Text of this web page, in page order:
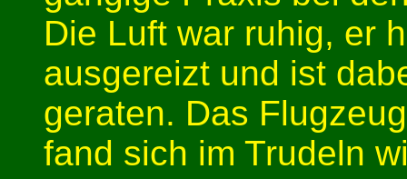
Die Luft war ruhig, er
ausgereizt und ist
geraten. Das
fand sich im Trudeln